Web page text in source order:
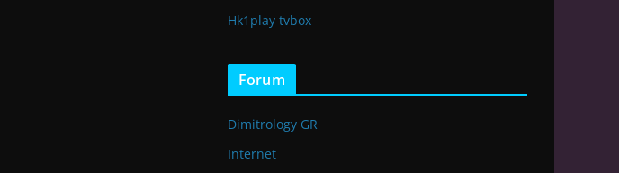
Hk1play tvbox
Forum
Dimitrology GR
Internet